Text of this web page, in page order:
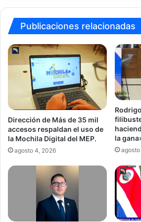
Publicaciones relacionadas
Dirección de Más de 35 mil
accesos respaldan el uso de
la Mochila Digital del MEP.
agosto 4, 2026
la